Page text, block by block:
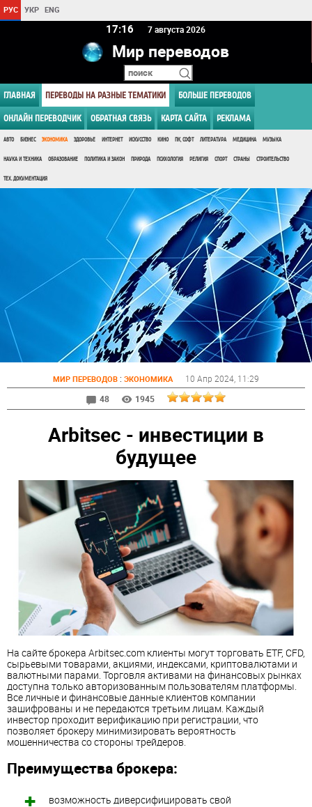
РУС УКР ENG
17:16 7 августа 2026
Мир переводов
ГЛАВНАЯ ПЕРЕВОДЫ НА РАЗНЫЕ ТЕМАТИКИ БОЛЬШЕ ПЕРЕВОДОВ
ОНЛАЙН ПЕРЕВОДЧИК ОБРАТНАЯ СВЯЗЬ КАРТА САЙТА РЕКЛАМА
АВТО БИЗНЕС ЭКОНОМИКА ЗДОРОВЬЕ ИНТЕРНЕТ ИСКУССТВО КИНО ПК, СОФТ ЛИТЕРАТУРА МЕДИЦИНА МУЗЫКА
НАУКА И ТЕХНИКА ОБРАЗОВАНИЕ ПОЛИТИКА И ЗАКОН ПРИРОДА ПСИХОЛОГИЯ РЕЛИГИЯ СПОРТ СТРАНЫ СТРОИТЕЛЬСТВО
ТЕХ. ДОКУМЕНТАЦИЯ
МИР ПЕРЕВОДОВ : ЭКОНОМИКА 10 Апр 2024 , 11:29
48
1945
Arbitsec - инвестиции в
будущее
На сайте брокера Arbitsec.com клиенты могут торговать ETF, CFD,
сырьевыми товарами, акциями, индексами, криптовалютами и
валютными парами. Торговля активами на финансовых рынках
доступна только авторизованным пользователям платформы.
Все личные и финансовые данные клиентов компании
зашифрованы и не передаются третьим лицам. Каждый
инвестор проходит верификацию при регистрации, что
позволяет брокеру минимизировать вероятность
мошенничества со стороны трейдеров.
Преимущества брокера:
возможность диверсифицировать свой